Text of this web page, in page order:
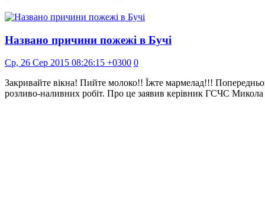
Названо причини пожежі в Бучі
Ср, 26 Сер 2015 08:26:15 +0300 0
Закривайте вікна! Пийте молоко!! Їжте мармелад!!!
розливо-наливних робіт. Про це заявив керівник ГСЧС